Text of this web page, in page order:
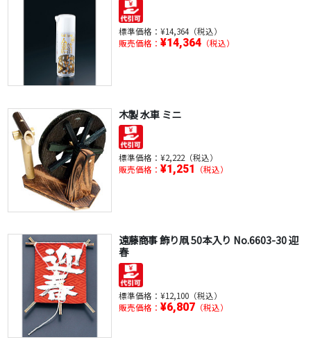
標準価格： ¥14,364（税込）
販売価格： ¥14,364（税込）
木製 水車 ミニ
標準価格： ¥2,222（税込）
販売価格： ¥1,251 （税込）
遠藤商事 飾り凧 50本入り No.6603-30 迎
春
標準価格： ¥12,100（税込）
販売価格： ¥6,807（税込）